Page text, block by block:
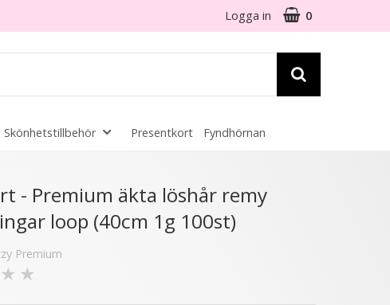
Logga in 0
Skönhetstillbehör Presentkort Fyndhörnan
- Premium äkta löshår remy
loop (40cm 1g 100st)
Premium
★ ★